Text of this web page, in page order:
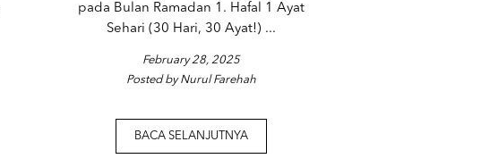
pada Bulan Ramadan 1. Hafal 1 Ayat
Sehari (30 Hari, 30 Ayat!) ...
February 28, 2025
Posted by Nurul Farehah
BACA SELANJUTNYA